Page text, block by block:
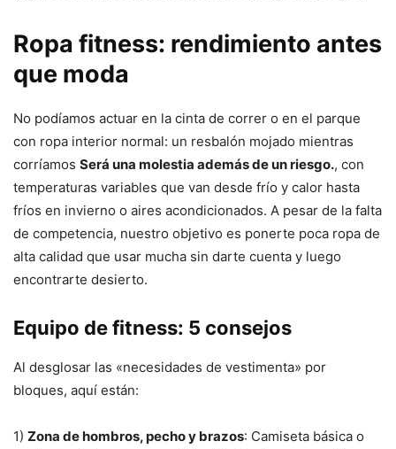
Ropa fitness: rendimiento antes
que moda
No podíamos actuar en la cinta de correr o en el parque
con ropa interior normal: un resbalón mojado mientras
corríamos Será una molestia además de un riesgo., con
temperaturas variables que van desde frío y calor hasta
fríos en invierno o aires acondicionados. A pesar de la falta
de competencia, nuestro objetivo es ponerte poca ropa de
alta calidad que usar mucha sin darte cuenta y luego
encontrarte desierto.
Equipo de fitness: 5 consejos
Al desglosar las «necesidades de vestimenta» por
bloques, aquí están:
1) Zona de hombros, pecho y brazos: Camiseta básica o